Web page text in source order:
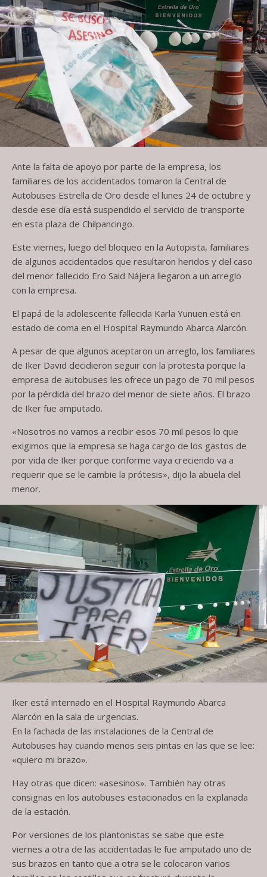
Ante la falta de apoyo por parte de la empresa, los
familiares de los accidentados tomaron la Central de
Autobuses Estrella de Oro desde el lunes 24 de octubre y
desde ese día está suspendido el servicio de transporte
en esta plaza de Chilpancingo.
Este viernes, luego del bloqueo en la Autopista, familiares
de algunos accidentados que resultaron heridos y del caso
del menor fallecido Ero Said Nájera llegaron a un arreglo
con la empresa.
El papá de la adolescente fallecida Karla Yunuen está en
estado de coma en el Hospital Raymundo Abarca Alarcón.
A pesar de que algunos aceptaron un arreglo, los familiares
de Iker David decidieron seguir con la protesta porque la
empresa de autobuses les ofrece un pago de 70 mil pesos
por la pérdida del brazo del menor de siete años. El brazo
de Iker fue amputado.
«Nosotros no vamos a recibir esos 70 mil pesos lo que
exigimos que la empresa se haga cargo de los gastos de
por vida de Iker porque conforme vaya creciendo va a
requerir que se le cambie la prótesis», dijo la abuela del
menor.
Iker está internado en el Hospital Raymundo Abarca
Alarcón en la sala de urgencias.
En la fachada de las instalaciones de la Central de
Autobuses hay cuando menos seis pintas en las que se lee:
«quiero mi brazo».
Hay otras que dicen: «asesinos». También hay otras
consignas en los autobuses estacionados en la explanada
de la estación.
Por versiones de los plantonistas se sabe que este
viernes a otra de las accidentadas le fue amputado uno de
sus brazos en tanto que a otra se le colocaron varios